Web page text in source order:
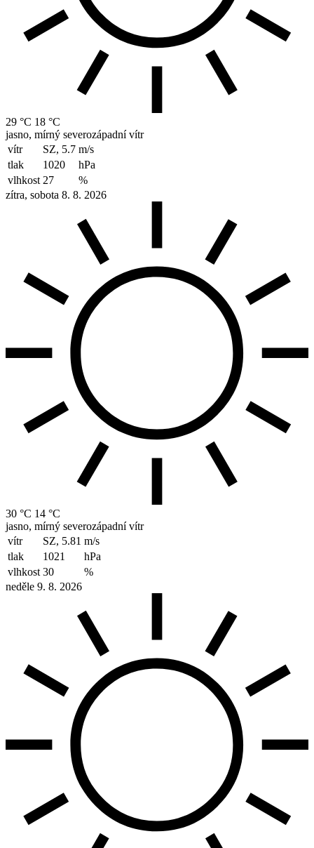
29 °C 18 °C
jasno, mírný severozápadní vítr
vítr
SZ, 5.7 m/s
tlak
1020
hPa
vlhkost 27
%
zítra, sobota 8. 8. 2026
30 °C 14 °C
jasno, mírný severozápadní vítr
vítr
SZ, 5.81 m/s
tlak
1021
hPa
vlhkost 30
%
neděle 9. 8. 2026